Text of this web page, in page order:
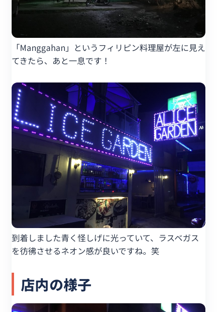
「Manggahan」というフィリピン料理屋が左に見え
てきたら、あと一息です！
到着しました青く怪しげに光っていて、ラスベガス
を彷彿させるネオン感が良いですね。笑
店内の様子